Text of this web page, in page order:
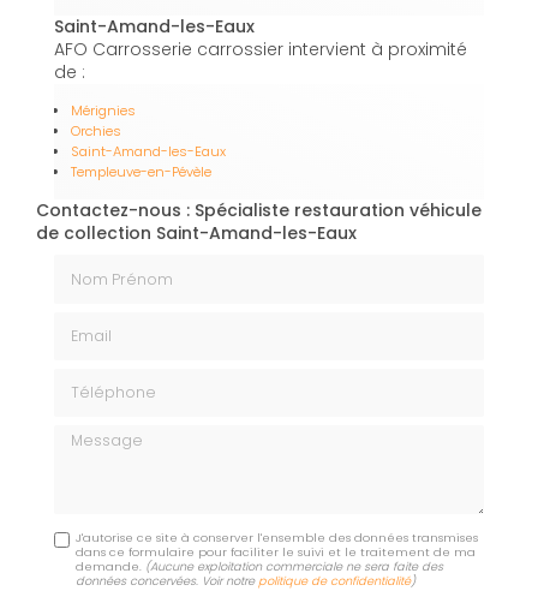
Saint-Amand-les-Eaux
AFO Carrosserie carrossier intervient à proximité
de :
Mérignies
Orchies
Saint-Amand-les-Eaux
Templeuve-en-Pévèle
Contactez-nous : Spécialiste restauration véhicule
de collection Saint-Amand-les-Eaux
Message
J'autorise ce site à conserver l'ensemble des données transmises
dans ce formulaire pour faciliter le suivi et le traitement de ma
demande. (Aucune exploitation commerciale ne sera faite des
données concervées. Voir notrepolitique de confidentialité)